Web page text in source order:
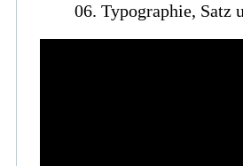
06. Typographie, Satz